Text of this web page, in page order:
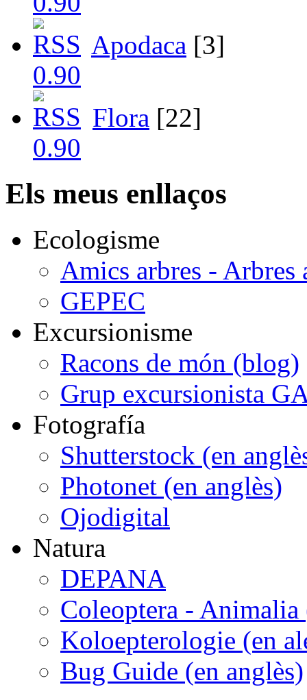
Apodaca [3]
Flora [22]
Els meus enllaços
Ecologisme
Amics arbres - Arbres
GEPEC
Excursionisme
Racons de món (blog)
Grup excursionista
Fotografía
Shutterstock (en
Photonet (en anglès)
Ojodigital
Natura
DEPANA
Coleoptera - Animalia
Koloepterologie (en
Bug Guide (en anglès)